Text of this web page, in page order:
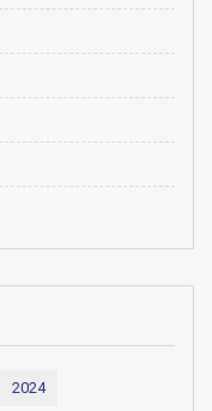
2024